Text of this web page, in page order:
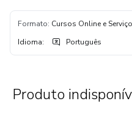
Formato: Cursos Online e
Idioma: Português
Produto